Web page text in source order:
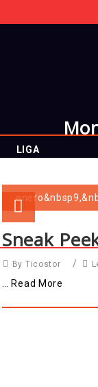
LIGA
Sneak
By Ticostor /
… Read More